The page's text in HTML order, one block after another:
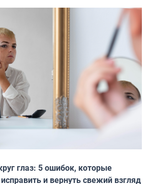
глаз: 5 ошибок, которые
и вернуть свежий взгляд